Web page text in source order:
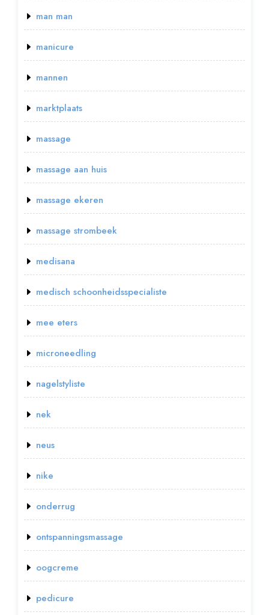
man man
manicure
mannen
marktplaats
massage
massage aan huis
massage ekeren
massage strombeek
medisana
medisch schoonheidsspecialiste
mee eters
microneedling
nagelstyliste
nek
neus
nike
onderrug
ontspanningsmassage
oogcreme
pedicure